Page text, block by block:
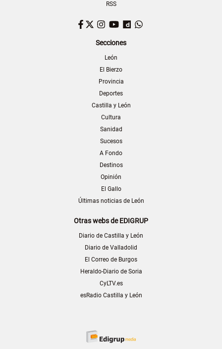
RSS
Facebook
TwitterInstagram
YouTubeDailymotion
Secciones
León
El Bierzo
Provincia
Deportes
Castilla y León
Cultura
Sanidad
Sucesos
A Fondo
Destinos
Opinión
El Gallo
Últimas noticias de León
Otras webs de EDIGRUP
Diario de Castilla y León
Diario de Valladolid
El Correo de Burgos
Heraldo-Diario de Soria
CyLTV.es
esRadio Castilla y León